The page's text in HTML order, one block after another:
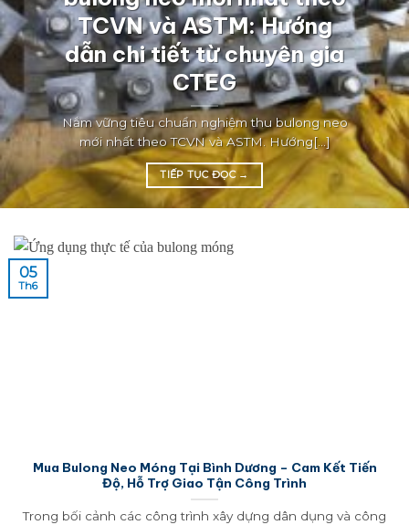
TCVN và ASTM: Hướng
dẫn chi tiết từ chuyên gia
CTEG
Nắm vững tiêu chuẩn nghiệm thu bulong neo
mới nhất theo TCVN và ASTM. Hướng[...]
TIẾP TỤC ĐỌC →
Mua Bulong Neo Móng Tại Bình Dương – Cam Kết Tiến
Độ, Hỗ Trợ Giao Tận Công Trình
Trong bối cảnh các công trình xây dựng dân dụng và công
05
Th6